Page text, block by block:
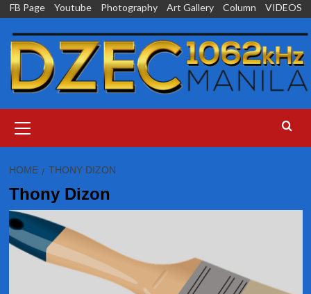
Skip
content
FB Page Youtube Photography Art Gallery Column VIDEOS
Menu
HOME THONY DIZON
Thony Dizon